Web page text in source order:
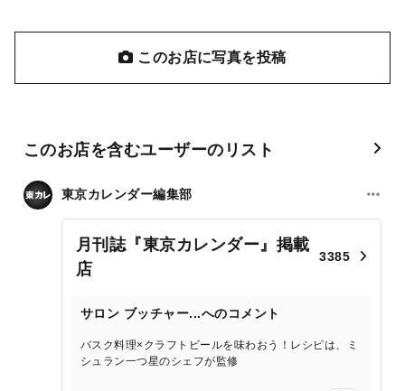
このお店に写真を投稿
このお店を含むユーザーのリスト
東京カレンダー編集部
月刊誌『東京カレンダー』掲載
店
3385
サロン ブッチャー...へのコメント
バスク料理×クラフトビールを味わおう！レシピは、ミ
シュラン一つ星のシェフが監修